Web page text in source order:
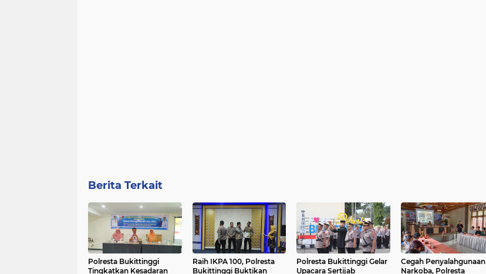
Berita Terkait
Polresta Bukittinggi
Tingkatkan Kesadaran
Raih IKPA 100, Polresta
Bukittinggi Buktikan
Polresta Bukittinggi Gelar
Upacara Sertijab
Cegah Penyalahgunaan
Narkoba, Polresta